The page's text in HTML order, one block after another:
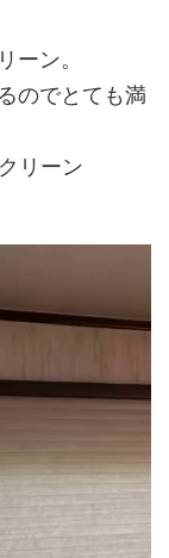
ーン。
のでとても満
リーン